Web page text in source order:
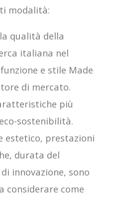
modalità:
qualità della
italiana nel
e stile Made
di mercato.
più
sostenibilità.
estetico, prestazioni
durata del
innovazione, sono
considerare come